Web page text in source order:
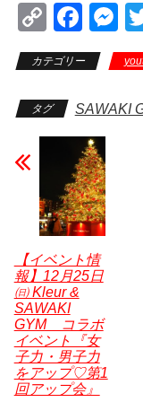
C
o
p
y
Li
k
F
a
c
e
b
o
o
k
M
e
e
カテゴリー
タグ SAWAKI
【イベント情
報】12月25日
㈰ Kleur &
SAWAKI
GYM コラボ
イベント『女
子力・男子力
をアップ♡第1
回アップ会』